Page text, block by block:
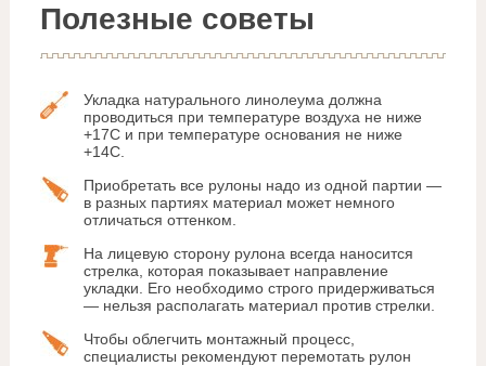
Полезные советы
Укладка натурального линолеума должна
проводиться при температуре воздуха не ниже
+17С и при температуре основания не ниже
+14С.
Приобретать все рулоны надо из одной партии —
в разных партиях материал может немного
отличаться оттенком.
На лицевую сторону рулона всегда наносится
стрелка, которая показывает направление
укладки. Его необходимо строго придерживаться
— нельзя располагать материал против стрелки.
Чтобы облегчить монтажный процесс,
специалисты рекомендуют перемотать рулон